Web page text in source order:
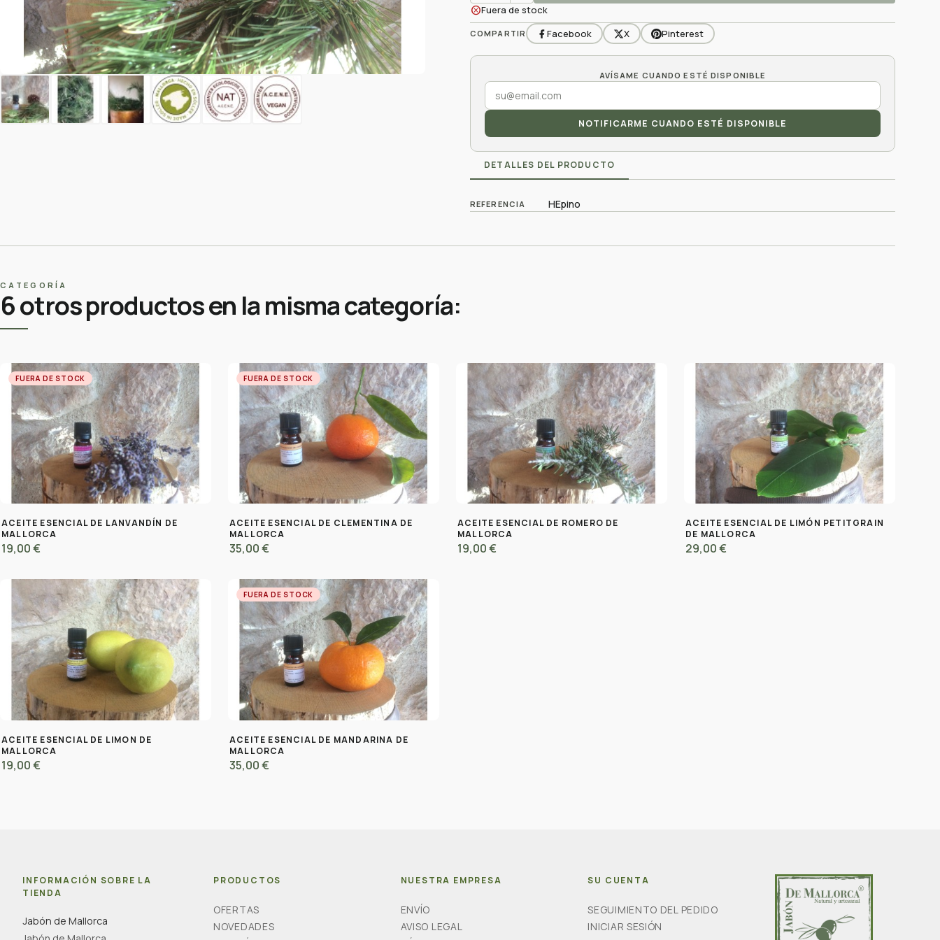
cancelFuera de stock
COMPARTIR Facebook X Pinterest
NOTIFICARME CUANDO ESTÉ DISPONIBLE
DETALLES DEL PRODUCTO
REFERENCIA HEpino
CATEGORÍA
6 otros productos en la misma categoría:
FUERA DE STOCK
ACEITE ESENCIAL DE LANVANDÍN DE
MALLORCA
19,00 €
FUERA DE STOCK
ACEITE ESENCIAL DE CLEMENTINA DE
MALLORCA
35,00 €
ACEITE ESENCIAL DE ROMERO DE
MALLORCA
19,00 €
ACEITE ESENCIAL DE LIMÓN PETITGRAIN
DE MALLORCA
29,00 €
ACEITE ESENCIAL DE LIMON DE
MALLORCA
19,00 €
FUERA DE STOCK
ACEITE ESENCIAL DE MANDARINA DE
MALLORCA
35,00 €
INFORMACIÓN SOBRE LA
TIENDA
Jabón de Mallorca
PRODUCTOS
OFERTAS
NOVEDADES
NUESTRA EMPRESA
ENVÍO
AVISO LEGAL
SU CUENTA
SEGUIMIENTO DEL PEDIDO
INICIAR SESIÓN